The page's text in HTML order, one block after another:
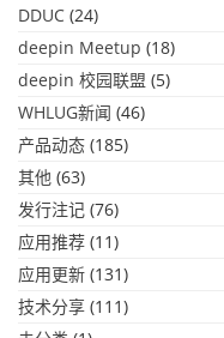
DDUC (24)
deepin Meetup (18)
deepin 校园联盟 (5)
WHLUG新闻 (46)
产品动态 (185)
其他 (63)
发行注记 (76)
应用推荐 (11)
应用更新 (131)
技术分享 (111)